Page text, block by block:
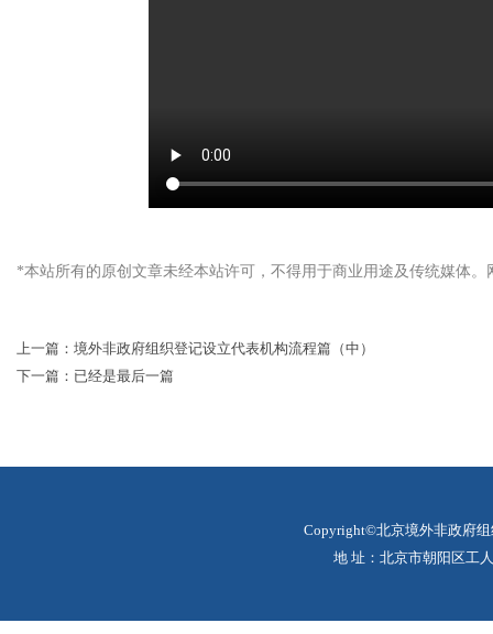
*本站所有的原创文章未经本站许可，不得用于商业用途及传统媒体
上一篇： 境外非政府组织登记设立代表机构流程篇（中）
下一篇：已经是最后一篇
Copyright©北京境外非政府
地 址：北京市朝阳区工